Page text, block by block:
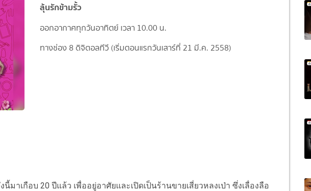
ลุ้นรักข้ามรั้ว
ออกอากาศทุกวันอาทิตย์ เวลา 10.00 น.
ทางช่อง 8 ดิจิตอลทีวี (เริ่มตอนแรกวันเสาร์ที่ 21 มี.ค. 2558)
นี้มาเกือบ 20 ปีแล้ว เพื่ออยู่อาศัยและเปิดเป็นร้านขายเสี่ยวหลงเป่า ซึ่งเลื่องลือ